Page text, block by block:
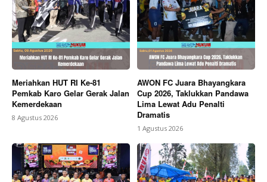
Meriahkan HUT RI Ke-81
Pemkab Karo Gelar Gerak Jalan
Kemerdekaan
8 Agustus 2026
AWON FC Juara Bhayangkara
Cup 2026, Taklukkan Pandawa
Lima Lewat Adu Penalti
Dramatis
1 Agustus 2026